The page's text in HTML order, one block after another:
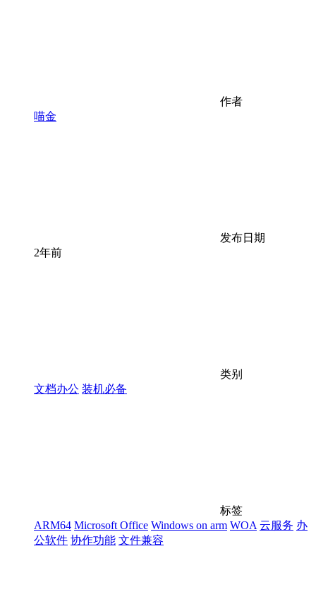
作者
喵金
发布日期
2年前
类别
文档办公 装机必备
标签
ARM64 Microsoft Office Windows on arm WOA 云服务 办
公软件 协作功能 文件兼容